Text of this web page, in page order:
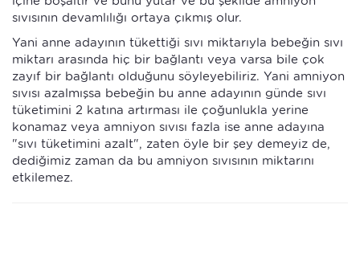
sıvısının devamlılığı ortaya çıkmış olur.
Yani anne adayının tükettiği sıvı miktarıyla bebeğin sıvı
miktarı arasında hiç bir bağlantı veya varsa bile çok
zayıf bir bağlantı olduğunu söyleyebiliriz. Yani amniyon
sıvısı azalmışsa bebeğin bu anne adayının günde sıvı
tüketimini 2 katına artırması ile çoğunlukla yerine
konamaz veya amniyon sıvısı fazla ise anne adayına
"sıvı tüketimini azalt", zaten öyle bir şey demeyiz de,
dediğimiz zaman da bu amniyon sıvısının miktarını
etkilemez.